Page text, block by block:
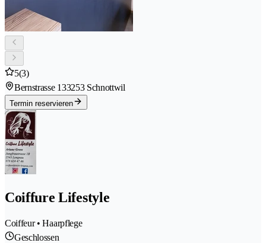
5(3)
Bernstrasse 133253 Schnottwil
Termin reservieren
Coiffure Lifestyle
Coiffeur • Haarpflege
Geschlossen